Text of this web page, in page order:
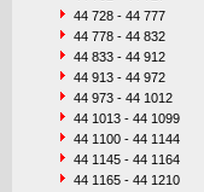
44 728 - 44 777
44 778 - 44 832
44 833 - 44 912
44 913 - 44 972
44 973 - 44 1012
44 1013 - 44 1099
44 1100 - 44 1144
44 1145 - 44 1164
44 1165 - 44 1210